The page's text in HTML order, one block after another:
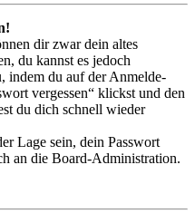
dir zwar dein altes
du kannst es jedoch
indem du auf der Anmelde-
vergessen“ klickst und den
du dich schnell wieder
Lage sein, dein Passwort
an die Board-Administration.